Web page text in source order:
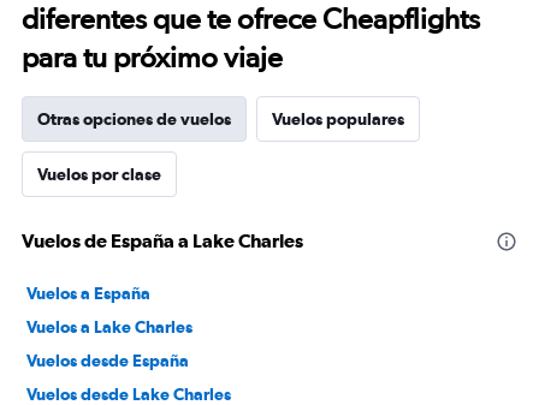
diferentes que te ofrece Cheapflights
para tu próximo viaje
Otras opciones de vuelos Vuelos populares
Vuelos por clase
Vuelos de España a Lake Charles
Vuelos a España
Vuelos a Lake Charles
Vuelos desde España
Vuelos desde Lake Charles